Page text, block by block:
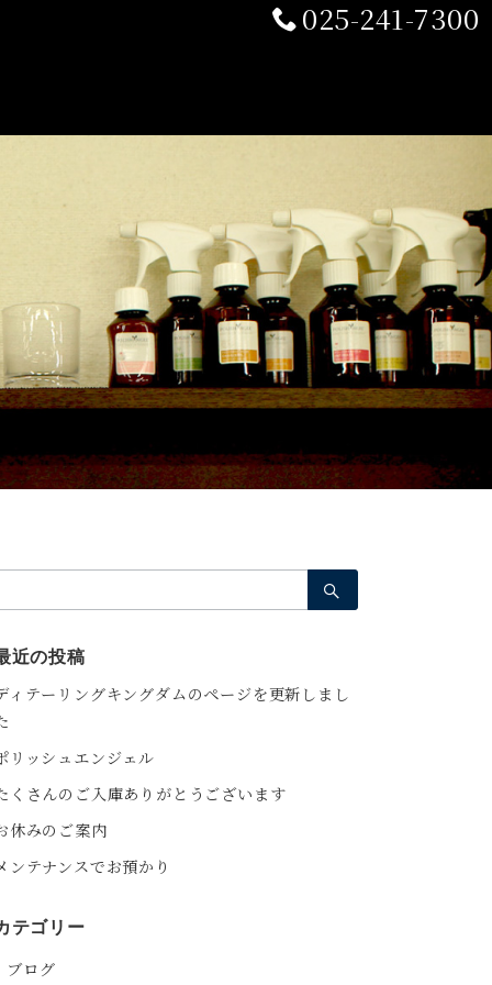
025-241-7300
：
近の投稿
ィテーリングキングダムのページを更新しまし
リッシュエンジェル
くさんのご入庫ありがとうございます
休みのご案内
ンテナンスでお預かり
テゴリー
ブログ